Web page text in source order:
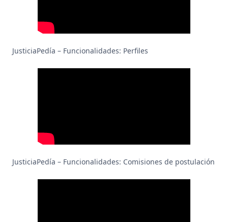
JusticiaPedía – Funcionalidades: Perfiles
JusticiaPedía – Funcionalidades: Comisiones de postulación